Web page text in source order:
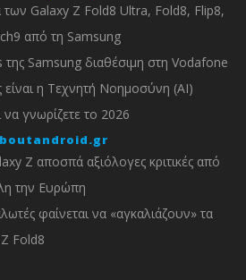
των Galaxy Z Fold8 Ultra, Fold8, Flip8,
από τη Samsung
Samsung διαθέσιμη στη Vodafone
η Τεχνητή Νοημοσύνη (AI)
να γνωρίζετε το 2026
Z αποσπά αξιόλογες κριτικές από
την Ευρώπη
φαίνεται να «αγκαλιάζουν» τα
Fold8